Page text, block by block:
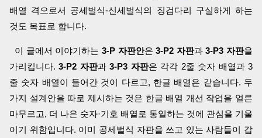
배열 격으로서 공세벌식-신세벌식의 징검다리 구실하게 하는
것도 목표로 합니다.
이 글에서 이야기하는 3-P 자판안은3-P2 자판과3-P3 자판을
가리킵니다.3-P2 자판과3-P3 자판은 각각 2줄 숫자 배열과 3
줄 숫자 배열이 들어간 것이 다르고, 한글 배열은 같습니다. 두
가지 설계안을 따로 제시하는 것은 한글 배열 개선 작업을 얼른
마무르고, 더 나은 숫자·기호 배열로 통일하는 것에 관심을 기울
이기 위함입니다. 이미 공세벌식 자판을 쓰고 있는 사람들이 갑